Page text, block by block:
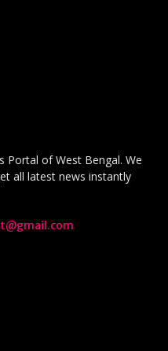
Portal of West Bengal. We
all latest news instantly